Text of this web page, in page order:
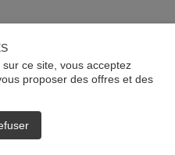
ce site, vous acceptez
proposer des offres et des